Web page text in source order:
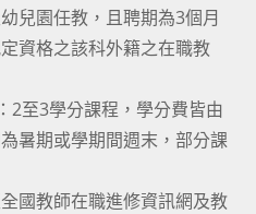
兒園任教，且聘期為3個月
資格之該科外籍之在職教
2至3學分課程，學分費皆由
暑期或學期間週末，部分課
國教師在職進修資訊網及教